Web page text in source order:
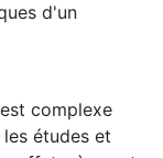
d'un
complexe
études et